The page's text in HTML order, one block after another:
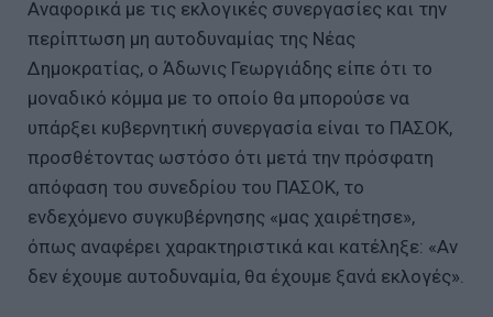
Αναφορικά με τις εκλογικές συνεργασίες και την
περίπτωση μη αυτοδυναμίας της Νέας
Δημοκρατίας, ο Άδωνις Γεωργιάδης είπε ότι το
μοναδικό κόμμα με το οποίο θα μπορούσε να
υπάρξει κυβερνητική συνεργασία είναι το ΠΑΣΟΚ,
προσθέτοντας ωστόσο ότι μετά την πρόσφατη
απόφαση του συνεδρίου του ΠΑΣΟΚ, το
ενδεχόμενο συγκυβέρνησης «μας χαιρέτησε»,
όπως αναφέρει χαρακτηριστικά και κατέληξε: «Αν
δεν έχουμε αυτοδυναμία, θα έχουμε ξανά εκλογές».